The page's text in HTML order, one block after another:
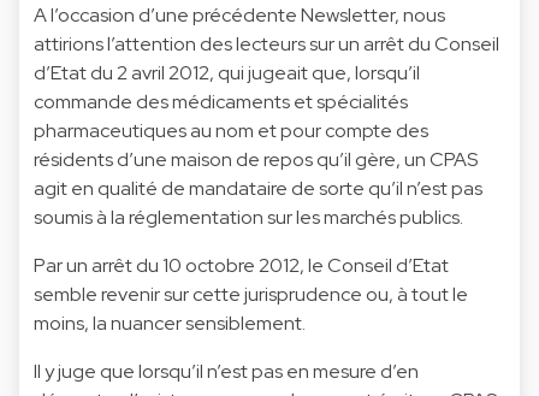
A l’occasion d’une précédenteNewsletter, nous
attirions l’attention des lecteurs sur un arrêt du Conseil
d’Etat du 2 avril 2012, qui jugeait que, lorsqu’il
commande des médicaments et spécialités
pharmaceutiques au nom et pour compte des
résidents d’une maison de repos qu’il gère, un CPAS
agit en qualité de mandataire de sorte qu’il n’est pas
soumis à la réglementation sur les marchés publics.
Par un arrêt du 10 octobre 2012, le Conseil d’Etat
semble revenir sur cette jurisprudence ou, à tout le
moins, la nuancer sensiblement.
Il y juge que lorsqu’il n’est pas en mesure d’en